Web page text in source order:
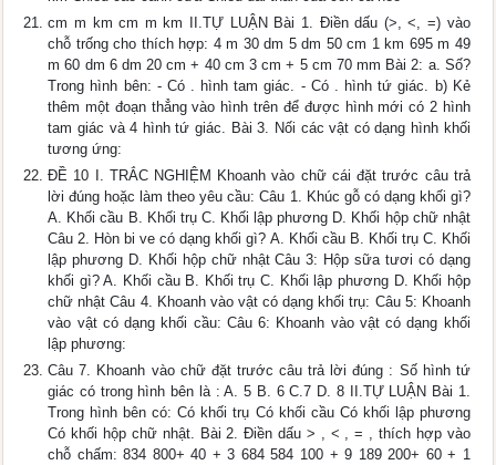
cm m km cm m km II.TỰ LUẬN Bài 1. Điền dấu (>, <, =) vào
chỗ trống cho thích hợp: 4 m 30 dm 5 dm 50 cm 1 km 695 m 49
m 60 dm 6 dm 20 cm + 40 cm 3 cm + 5 cm 70 mm Bài 2: a. Số?
Trong hình bên: - Có . hình tam giác. - Có . hình tứ giác. b) Kẻ
thêm một đoạn thẳng vào hình trên để được hình mới có 2 hình
tam giác và 4 hình tứ giác. Bài 3. Nối các vật có dạng hình khối
tương ứng:
ĐỀ 10 I. TRẮC NGHIỆM Khoanh vào chữ cái đặt trước câu trả
lời đúng hoặc làm theo yêu cầu: Câu 1. Khúc gỗ có dạng khối gì?
A. Khối cầu B. Khối trụ C. Khối lập phương D. Khối hộp chữ nhật
Câu 2. Hòn bi ve có dạng khối gì? A. Khối cầu B. Khối trụ C. Khối
lập phương D. Khối hộp chữ nhật Câu 3: Hộp sữa tươi có dạng
khối gì? A. Khối cầu B. Khối trụ C. Khối lập phương D. Khối hộp
chữ nhật Câu 4. Khoanh vào vật có dạng khối trụ: Câu 5: Khoanh
vào vật có dạng khối cầu: Câu 6: Khoanh vào vật có dạng khối
lập phương:
Câu 7. Khoanh vào chữ đặt trước câu trả lời đúng : Số hình tứ
giác có trong hình bên là : A. 5 B. 6 C.7 D. 8 II.TỰ LUẬN Bài 1.
Trong hình bên có: Có khối trụ Có khối cầu Có khối lập phương
Có khối hộp chữ nhật. Bài 2. Điền dấu > , < , = , thích hợp vào
chỗ chấm: 834 800+ 40 + 3 684 584 100 + 9 189 200+ 60 + 1